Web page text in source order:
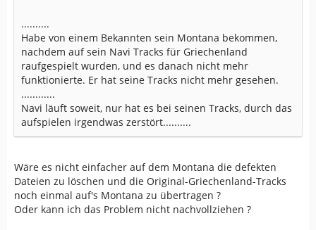
..........
Habe von einem Bekannten sein Montana bekommen,
nachdem auf sein Navi Tracks für Griechenland
raufgespielt wurden, und es danach nicht mehr
funktionierte. Er hat seine Tracks nicht mehr gesehen.
............
Navi läuft soweit, nur hat es bei seinen Tracks, durch das
aufspielen irgendwas zerstört..........
Wäre es nicht einfacher auf dem Montana die defekten
Dateien zu löschen und die Original-Griechenland-Tracks
noch einmal auf's Montana zu übertragen ?
Oder kann ich das Problem nicht nachvollziehen ?